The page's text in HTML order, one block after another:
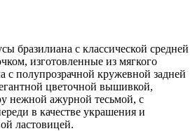
бразилиана с классической средней
изготовленные из мягкого
с полупрозрачной кружевной задней
цветочной вышивкой,
нежной ажурной тесьмой, с
в качестве украшения и
ластовицей.